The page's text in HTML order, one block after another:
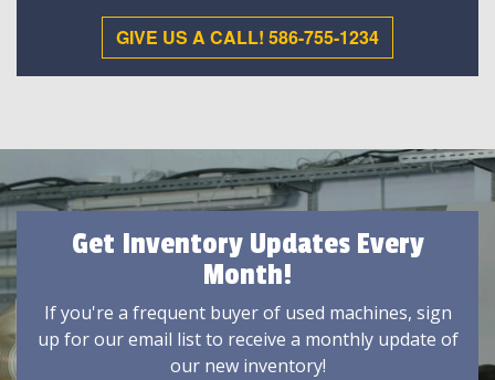
GIVE US A CALL! 586-755-1234
Get Inventory Updates Every
Month!
If you're a frequent buyer of used machines, sign
up for our email list to receive a monthly update of
our new inventory!